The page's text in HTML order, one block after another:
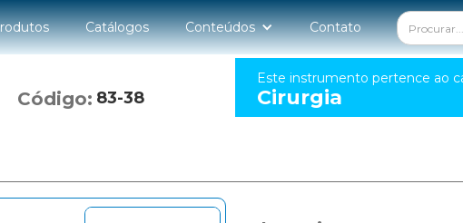
Catálogos Conteúdos Contato
Código: 83-38
Este instrumento pertence ao
Cirurgia